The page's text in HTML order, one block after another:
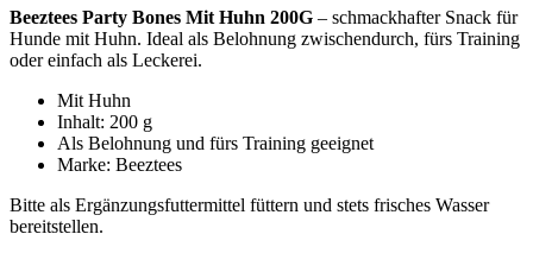
Beeztees Party Bones Mit Huhn 200G – schmackhafter Snack für
Hunde mit Huhn. Ideal als Belohnung zwischendurch, fürs Training
oder einfach als Leckerei.
Mit Huhn
Inhalt: 200 g
Als Belohnung und fürs Training geeignet
Marke: Beeztees
Bitte als Ergänzungsfuttermittel füttern und stets frisches Wasser
bereitstellen.